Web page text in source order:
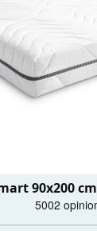
90x200 cm